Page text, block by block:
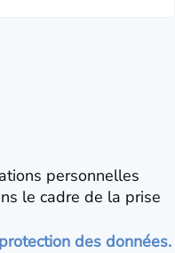
personnelles
le cadre de la prise
des données.